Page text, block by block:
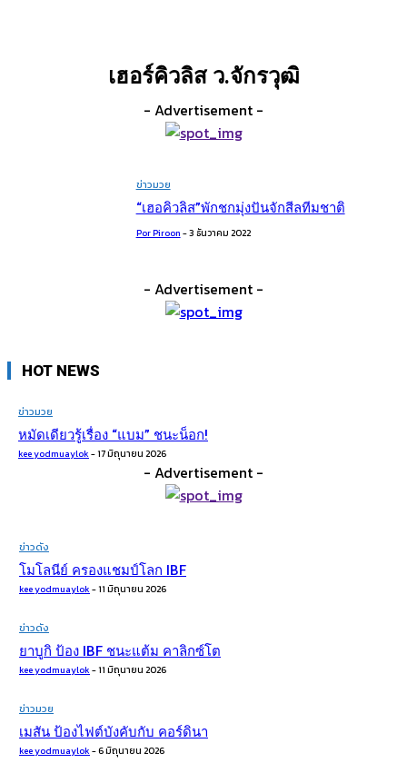
เฮอร์คิวลิส ว.จักรวุฒิ
- Advertisement -
ข่าวมวย
“เฮอคิวลิส”พักชกมุ่งปันจักสีลทีมชาติ
Por Piroon -3 ธันวาคม 2022
- Advertisement -
HOT NEWS
ข่าวมวย
หมัดเดียวรู้เรื่อง​ “แบม” ชนะน็อก!
kee yodmuaylok - 17 มิถุนายน 2026
- Advertisement -
ข่าวดัง
โมโลนีย์ ครองแชมป์โลก IBF
kee yodmuaylok - 11 มิถุนายน 2026
ข่าวดัง
ยาบูกิ ป้อง IBF ชนะแต้ม คาลิกซ์โต
kee yodmuaylok - 11 มิถุนายน 2026
ข่าวมวย
เมสัน ป้องไฟต์บังคับกับ คอร์ดินา
kee yodmuaylok -6 มิถุนายน 2026